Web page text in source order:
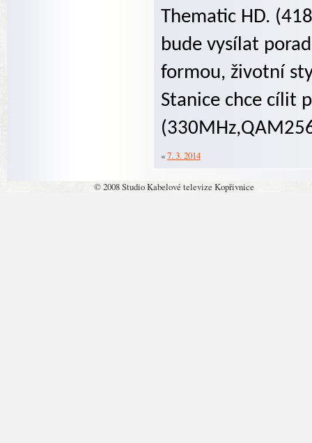
Thematic HD.
bude vysílat
formou, životní
Stanice chce cílit
«7. 3. 2014
© 2008 Studio Kabelové televize Kopřivnice